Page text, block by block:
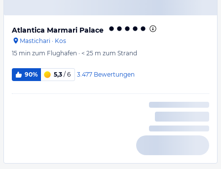
Atlantica Marmari Palace
Mastichari · Kos
15 min zum Flughafen · < 25 m zum Strand
90% 5,3 / 6 3.477 Bewertungen